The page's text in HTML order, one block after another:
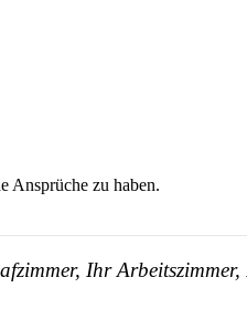
Ansprüche zu haben.
Ihr